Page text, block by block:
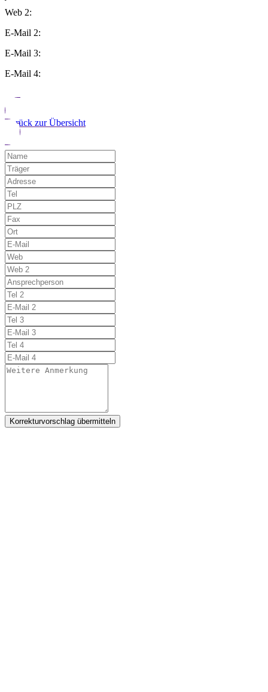
Web 2:
E-Mail 2:
E-Mail 3:
E-Mail 4:
Zurück zur Übersicht
Korrekturvorschlag übermitteln